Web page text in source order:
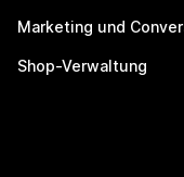
Marketing und
Shop-Verwaltung